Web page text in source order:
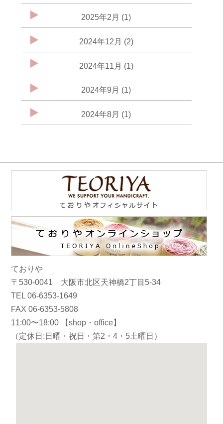
2025年2月 (1)
2024年12月 (2)
2024年11月 (1)
2024年9月 (1)
2024年8月 (1)
ておりや
〒530-0041 大阪市北区天神橋2丁目5-34
TEL 06-6353-1649
FAX 06-6353-5808
11:00〜18:00 【shop・office】
（定休日:日曜・祝日・第2・4・5土曜日）